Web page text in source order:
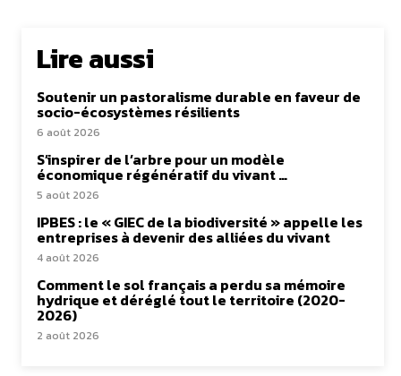
Lire aussi
Soutenir un pastoralisme durable en faveur de
socio-écosystèmes résilients
6 août 2026
S’inspirer de l’arbre pour un modèle
économique régénératif du vivant …
5 août 2026
IPBES : le « GIEC de la biodiversité » appelle les
entreprises à devenir des alliées du vivant
4 août 2026
Comment le sol français a perdu sa mémoire
hydrique et déréglé tout le territoire (2020-
2026)
2 août 2026